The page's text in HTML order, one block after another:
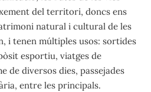
del territori, doncs ens
natural i cultural de les
i tenen múltiples usos: sortides
esportiu, viatges de
de diversos dies, passejades
entre les principals.